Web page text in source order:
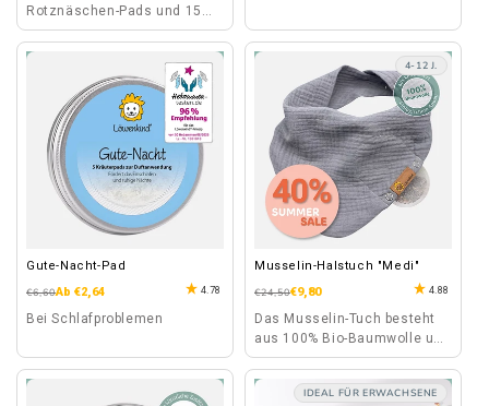
Rotznäschen-Pads und 15
Milchzähnchen-Pads
Gute-Nacht-Pad
Normaler
€6,60
Verkaufspreis
Ab €2,64 4.78
Bei Schlafproblemen
4-12 J.
Musselin-Halstuch "Medi"
Normaler
€24,50
Verkaufspreis
€9,80 4.88
Das Musselin-Tuch besteht
aus 100% Bio-Baumwolle und
ist mit seinem leichten Stoff
auch für den Sommer
geeignet.IDEAL FÜR ERWACHSENE